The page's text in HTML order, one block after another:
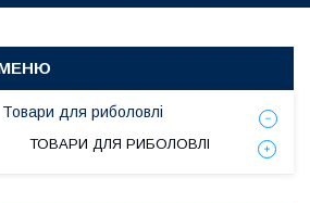
Товари для риболовлі
ТОВАРИ ДЛЯ РИБОЛОВЛІ